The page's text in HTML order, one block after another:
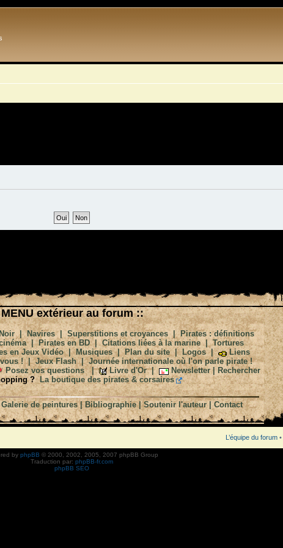
extérieur au forum ::
|Navires|Superstitions et croyances|Pirates : définitions
|Pirates en BD|Citations liées à la marine|Tortures
en Jeux Vidéo|Musiques|Plan du site|Logos|
Liens
!|Jeux Flash|Journée internationale où l'on parle pirate !
Posez vos questions| Livre d'Or| Newsletter| Rechercher
?
La boutique des pirates & corsaires
Galerie de peintures|Bibliographie|Soutenir l'auteur|Contact
L’équipe du forum •
by phpBB © 2000, 2002, 2005, 2007 phpBB Group
Traduction par: phpBB-fr.com
phpBB SEO